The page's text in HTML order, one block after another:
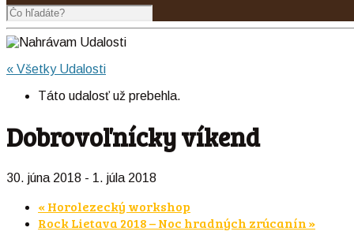
« Všetky Udalosti
Táto udalosť už prebehla.
Dobrovoľnícky víkend
30. júna 2018 - 1. júla 2018
«Horolezecký workshop
Rock Lietava 2018 – Noc hradných zrúcanín»